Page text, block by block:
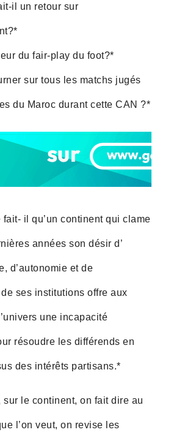
il un retour sur
du fair-play du foot?*
sur tous les matchs jugés
du Maroc durant cette CAN ?*
fait- il qu’un continent qui clame
années son désir d’
d’autonomie et de
ses institutions offre aux
une incapacité
résoudre les différends en
des intérêts partisans.*
le continent, on fait dire au
l’on veut, on revise les